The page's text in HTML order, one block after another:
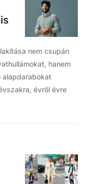
nem csupán
hanem
alapdarabokat
évről évre